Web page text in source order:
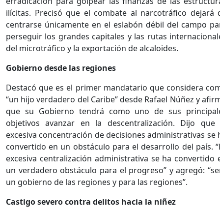
ilícitas. Precisó que el combate al narcotráfico dejará
centrarse únicamente en el eslabón débil del campo
perseguir los grandes capitales y las rutas
del microtráfico y la exportación de alcaloides.
Gobierno desde las regiones
Destacó que es el primer mandatario que considera
“un hijo verdadero del Caribe” desde Rafael Núñez y
que su Gobierno tendrá como uno de sus
objetivos avanzar en la descentralización. Dijo que
excesiva concentración de decisiones administrativas se
convertido en un obstáculo para el desarrollo del país.
excesiva centralización administrativa se ha convertido
un verdadero obstáculo para el progreso” y agregó:
un gobierno de las regiones y para las regiones”.
Castigo severo contra delitos hacia la niñez